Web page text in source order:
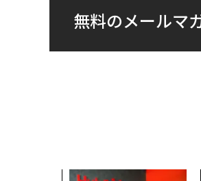
無料のメールマ